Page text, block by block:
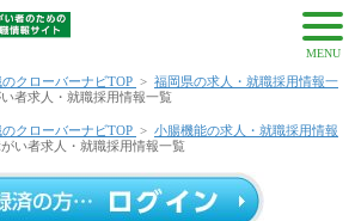
MENU
クローバーナビTOP > 福岡県の求人・就職採用情報一
者求人・就職採用情報一覧
クローバーナビTOP > 小腸機能の求人・就職採用情報
い者求人・就職採用情報一覧